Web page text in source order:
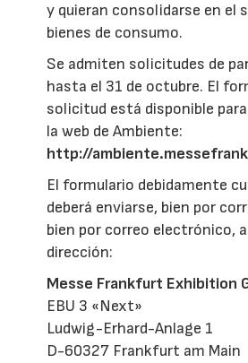
y quieran consolidarse en el
bienes de consumo.
Se admiten solicitudes de
hasta el 31 de octubre. El
solicitud está disponible
la web de Ambiente:
http://
El formulario debidamente
deberá enviarse, bien por
bien por correo electrónico,
dirección:
Messe Frankfurt Exhibition
EBU 3 «Next»
Ludwig-Erhard-Anlage 1
D-60327 Frankfurt am Main